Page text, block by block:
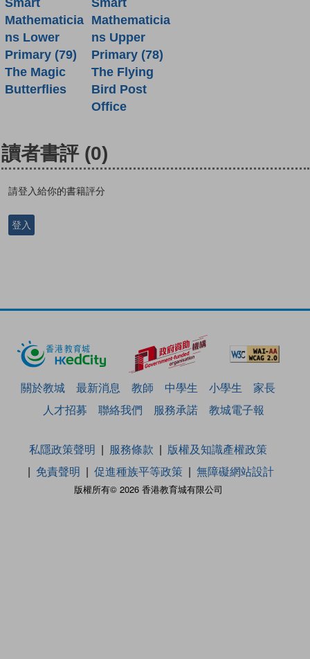
Mathematicia
ns Lower
Primary (79)
The Magic
Butterflies
Mathematicia
ns Upper
Primary (78)
The Flying
Bird Post
Office
讀者書評 (0)
請登入給你的書籍評分
登入
關於教城 最新消息 教師 中學生 小學生
家長
人才招募
聯絡我們 服務承諾 教城電子報
版權所有© 2026 香港教育城有限公司
私隱政策聲明 服務條款
版權及知識產權政策
免責聲明
促進種族平等政策 無障礙網站設計